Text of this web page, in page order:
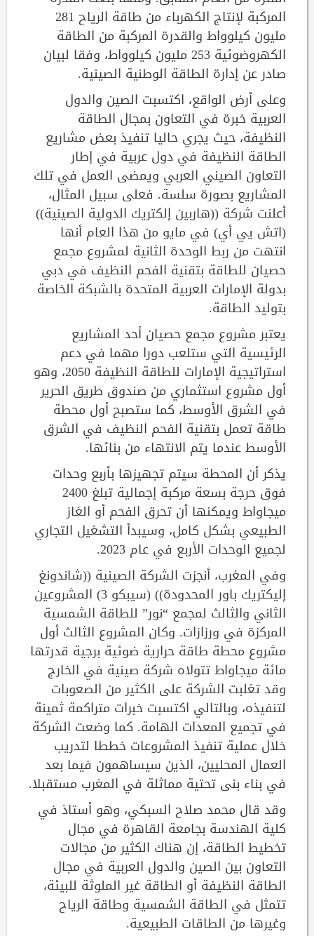
المركبة لإنتاج الكهرباء من طاقة الرياح 281
مليون كيلوواط والقدرة المركبة من الطاقة
الكهروضوئية 253 مليون كيلوواط، وفقا لبيان
صادر عن إدارة الطاقة الوطنية الصينية.
وعلى أرض الواقع، اكتسبت الصين والدول
العربية خبرة في التعاون بمجال الطاقة
النظيفة، حيث يجري حاليا تنفيذ بعض مشاريع
الطاقة النظيفة في دول عربية في إطار
التعاون الصيني العربي ويمضى العمل في تلك
المشاريع بصورة سلسة. فعلى سبيل المثال،
أعلنت شركة ((هاربين إلكتريك الدولية الصينية))
(اتش يي أي) في مايو من هذا العام أنها
انتهت من ربط الوحدة الثانية لمشروع مجمع
حصيان للطاقة بتقنية الفحم النظيف في دبي
بدولة الإمارات العربية المتحدة بالشبكة الخاصة
بتوليد الطاقة.
يعتبر مشروع مجمع حصيان أحد المشاريع
الرئيسية التي ستلعب دورا مهما في دعم
استراتيجية الإمارات للطاقة النظيفة 2050، وهو
أول مشروع استثماري من صندوق طريق الحرير
في الشرق الأوسط، كما ستصبح أول محطة
طاقة تعمل بتقنية الفحم النظيف في الشرق
الأوسط عندما يتم الانتهاء من بنائها.
يذكر أن المحطة سيتم تجهيزها بأربع وحدات
فوق حرجة بسعة مركبة إجمالية تبلغ 2400
ميجاواط ويمكنها أن تحرق الفحم أو الغاز
الطبيعي بشكل كامل، وسيبدأ التشغيل التجاري
لجميع الوحدات الأربع في عام 2023.
وفي المغرب، أنجزت الشركة الصينية ((شاندونغ
إليكتريك باور المحدودة)) (سيبكو 3) المشروعين
الثاني والثالث لمجمع “نور” للطاقة الشمسية
المركزة في ورزازات. وكان المشروع الثالث أول
مشروع محطة طاقة حرارية ضوئية برجية قدرتها
مائة ميجاواط تتولاه شركة صينية في الخارج
وقد تغلبت الشركة على الكثير من الصعوبات
لتنفيذه، وبالتالي اكتسبت خبرات متراكمة ثمينة
في تجميع المعدات الهامة. كما وضعت الشركة
خلال عملية تنفيذ المشروعات خططا لتدريب
العمال المحليين، الذين سيساهمون فيما بعد
في بناء بنى تحتية مماثلة في المغرب مستقبلا.
وقد قال محمد صلاح السبكي، وهو أستاذ في
كلية الهندسة بجامعة القاهرة في مجال
تخطيط الطاقة، إن هناك الكثير من مجالات
التعاون بين الصين والدول العربية في مجال
الطاقة النظيفة أو الطاقة غير الملوثة للبيئة،
تتمثل في الطاقة الشمسية وطاقة الرياح
وغيرها من الطاقات الطبيعية.